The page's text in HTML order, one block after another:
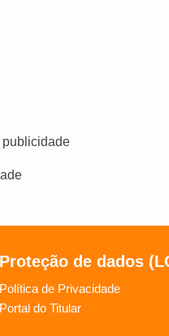
Proteção de dados
Política de Privacidade
Portal do Titular